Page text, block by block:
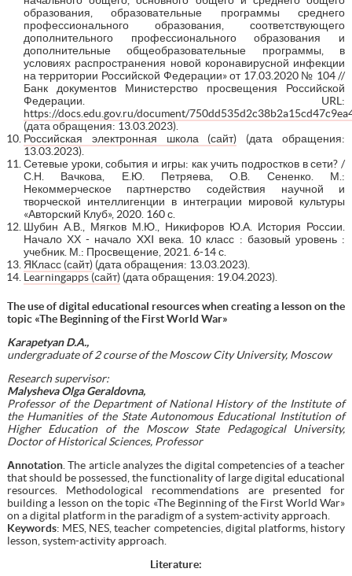
образования, образовательные программы среднего
профессионального образования, соответствующего
дополнительного профессионального образования и
дополнительные общеобразовательные программы, в
условиях распространения новой коронавирусной инфекции
на территории Российской Федерации» от 17.03.2020 № 104 //
Банк документов Министерство просвещения Российской
Федерации. URL:
https://docs.edu.gov.ru/document/
(дата обращения: 13.03.2023).
Российская электронная школа (сайт) (дата обращения:
13.03.2023).
Сетевые уроки, события и игры: как учить подростков в сети? /
С.Н. Вачкова, Е.Ю. Петряева, О.В. Сененко. М.:
Некоммерческое партнерство содействия научной и
творческой интеллигенции в интеграции мировой культуры
«Авторский Клуб», 2020. 160 с.
Шубин А.В., Мягков М.Ю., Никифоров Ю.А. История России.
Начало ХХ - начало XXI века. 10 класс : базовый уровень :
учебник. М.: Просвещение, 2021. 6-14 с.
ЯКласс (сайт)(дата обращения: 13.03.2023).
Learningapps (сайт)(дата обращения: 19.04.2023).
The use of digital educational resources when creating a lesson on the
topic «The Beginning of the First World War»
Karapetyan D.A.,
undergraduate of 2 course of the Moscow City University, Moscow
Research supervisor:
Malysheva Olga Geraldovna,
Professor of the Department of National History of the Institute of
the Humanities of the State Autonomous Educational Institution of
Higher Education of the Moscow State Pedagogical University,
Doctor of Historical Sciences, Professor
Аnnotation. The article analyzes the digital competencies of a teacher
that should be possessed, the functionality of large digital educational
resources. Methodological recommendations are presented for
building a lesson on the topic «The Beginning of the First World War»
on a digital platform in the paradigm of a system-activity approach.
Keywords: MES, NES, teacher competencies, digital platforms, history
lesson, system-activity approach.
Literature: